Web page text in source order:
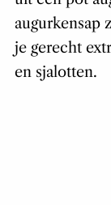
augurkensap
je gerecht
en sjalotten.